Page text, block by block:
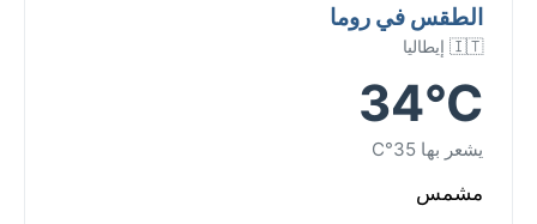
الطقس في روما
🇮🇹 إيطاليا
34°C
يشعر بها 35°C
مشمس